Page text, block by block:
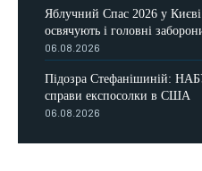
Яблучний Спас 2026 у
освячують і головні
06.08.2026
Підозра Стефанішиній:
справи експосолки в США
06.08.2026